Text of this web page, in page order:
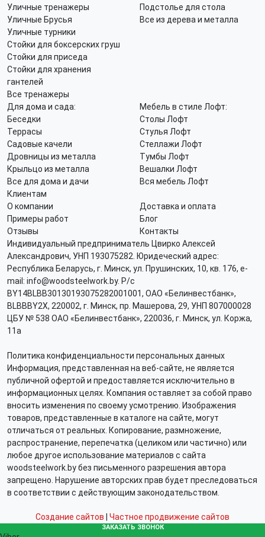
Уличные тренажеры
Уличные Брусья
Уличные турники
Стойки для боксерских груш
Стойки для приседа
Стойки для хранения
гантелей
Все тренажеры
Подстолье для стола
Все из дерева и металла
Для дома и сада:
Беседки
Террасы
Садовые качели
Дровницы из металла
Крыльцо из металла
Все для дома и дачи
Мебель в стиле Лофт:
Столы Лофт
Стулья Лофт
Стеллажи Лофт
Тумбы Лофт
Вешалки Лофт
Вся мебель Лофт
Клиентам
О компании
Доставка и оплата
Примеры работ
Блог
Отзывы
Контакты
Индивидуальный предприниматель Цвирко Алексей
Александрович, УНП 193075282. Юридеческий адрес:
Республика Беларусь, г. Минск, ул. Прушинских, 10, кв. 176, e-
mail: info@woodsteelwork.by. Р/с
BY14BLBB30130193075282001001, ОАО «Белинвестбанк»,
BLBBBY2X, 220002, г. Минск, пр. Машерова, 29, УНП 807000028
ЦБУ № 538 ОАО «Белинвестбанк», 220036, г. Минск, ул. Коржа,
11а
Политика конфиденциальности персональных данных
Информация, представленная на веб-сайте, не является
публичной офертой и предоставляется исключительно в
информационных целях. Компания оставляет за собой право
вносить изменения по своему усмотрению. Изображения
товаров, представленные в каталоге на сайте, могут
отличаться от реальных. Копирование, размножение,
распространение, перепечатка (целиком или частично) или
любое другое использование материалов с сайта
woodsteelwork.by без письменного разрешения автора
запрещено. Нарушение авторских прав будет преследоваться
в соответствии с действующим законодательством.
Создание сайтов Частное продвижение сайтов
ЗАКАЗАТЬ ЗВОНОК